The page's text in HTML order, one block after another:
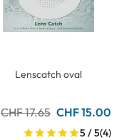
Lenscatch oval
CHF 17.65 CHF 15.00
5 / 5(4)